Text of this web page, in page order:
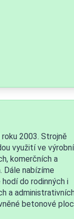
2003. Strojně
využití ve
komerčních a
Dále nabízíme
do rodinných i
a
betonové